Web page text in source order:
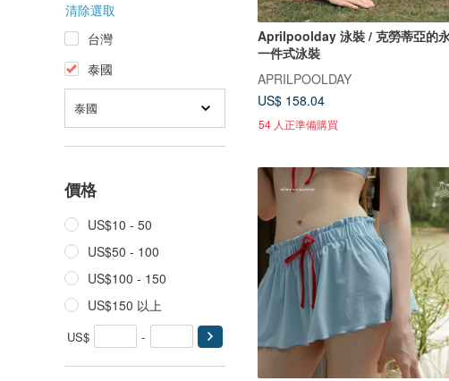
清除選取
台灣
泰國
泰國
價格
US$10 - 50
US$50 - 100
US$100 - 150
US$150 以上
US$ -
Aprilpoolday 泳裝 / 克勞蒂亞的
一件式泳裝
APRILPOOLDAY
US$ 158.04
54 人正準備購買